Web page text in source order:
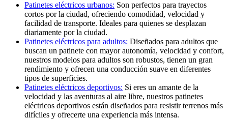
Patinetes eléctricos urbanos: Son perfectos para trayectos
cortos por la ciudad, ofreciendo comodidad, velocidad y
facilidad de transporte. Ideales para quienes se desplazan
diariamente por la ciudad.
Patinetes eléctricos para adultos: Diseñados para adultos que
buscan un patinete con mayor autonomía, velocidad y confort,
nuestros modelos para adultos son robustos, tienen un gran
rendimiento y ofrecen una conducción suave en diferentes
tipos de superficies.
Patinetes eléctricos deportivos: Si eres un amante de la
velocidad y las aventuras al aire libre, nuestros patinetes
eléctricos deportivos están diseñados para resistir terrenos más
difíciles y ofrecerte una experiencia más intensa.